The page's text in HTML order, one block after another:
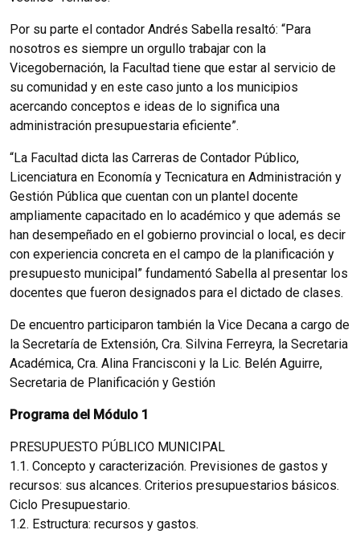
Por su parte el contador Andrés Sabella resaltó: “Para
nosotros es siempre un orgullo trabajar con la
Vicegobernación, la Facultad tiene que estar al servicio de
su comunidad y en este caso junto a los municipios
acercando conceptos e ideas de lo significa una
administración presupuestaria eficiente”.
“La Facultad dicta las Carreras de Contador Público,
Licenciatura en Economía y Tecnicatura en Administración y
Gestión Pública que cuentan con un plantel docente
ampliamente capacitado en lo académico y que además se
han desempeñado en el gobierno provincial o local, es decir
con experiencia concreta en el campo de la planificación y
presupuesto municipal” fundamentó Sabella al presentar los
docentes que fueron designados para el dictado de clases.
De encuentro participaron también la Vice Decana a cargo de
la Secretaría de Extensión, Cra. Silvina Ferreyra, la Secretaria
Académica, Cra. Alina Francisconi y la Lic. Belén Aguirre,
Secretaria de Planificación y Gestión
Programa del Módulo 1
PRESUPUESTO PÚBLICO MUNICIPAL
1.1. Concepto y caracterización. Previsiones de gastos y
recursos: sus alcances. Criterios presupuestarios básicos.
Ciclo Presupuestario.
1.2. Estructura: recursos y gastos.